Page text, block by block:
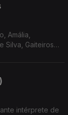
Amália,
Silva, Gaiteiros
intérprete de